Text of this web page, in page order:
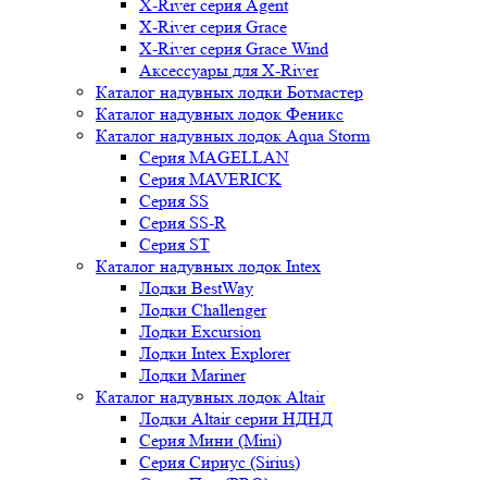
X-River серия Agent
X-River серия Grace
X-River серия Grace Wind
Аксессуары для X-River
Каталог надувных лодки Ботмастер
Каталог надувных лодок Феникc
Каталог надувных лодок Aqua Storm
Серия MAGELLAN
Серия MAVERICK
Серия SS
Серия SS-R
Серия ST
Каталог надувных лодок Intex
Лодки BestWay
Лодки Challenger
Лодки Excursion
Лодки Intex Explorer
Лодки Mariner
Каталог надувных лодок Altair
Лодки Altair серии НДНД
Серия Мини (Mini)
Серия Сириус (Sirius)